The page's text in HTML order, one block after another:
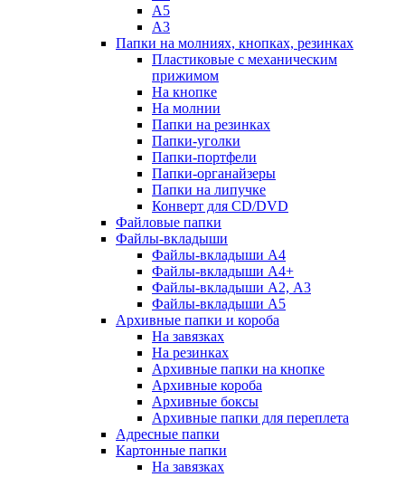
А5
А3
Папки на молниях, кнопках, резинках
Пластиковые с механическим
прижимом
На кнопке
На молнии
Папки на резинках
Папки-уголки
Папки-портфели
Папки-органайзеры
Папки на липучке
Конверт для CD/DVD
Файловые папки
Файлы-вкладыши
Файлы-вкладыши А4
Файлы-вкладыши А4+
Файлы-вкладыши А2, А3
Файлы-вкладыши А5
Архивные папки и короба
На завязках
На резинках
Архивные папки на кнопке
Архивные короба
Архивные боксы
Архивные папки для переплета
Адресные папки
Картонные папки
На завязках